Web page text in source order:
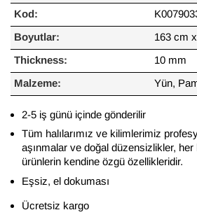
Kod:
Boyutlar: 163 cm
Thickness: 10 mm
Malzeme: Yün,
2-5 iş günü içinde gönderilir
Tüm halılarımız ve kilimlerimiz
aşınmalar ve doğal düzensizlikler,
ürünlerin kendine özgü özellikleridir.
Eşsiz, el dokuması
Ücretsiz kargo